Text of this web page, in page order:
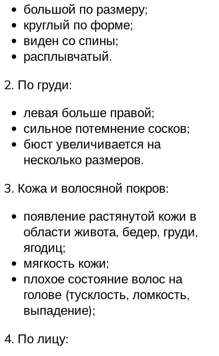
большой по размеру;
круглый по форме;
виден со спины;
расплывчатый.
2. По груди:
левая больше правой;
сильное потемнение сосков;
бюст увеличивается на
несколько размеров.
3. Кожа и волосяной покров:
появление растянутой кожи в
области живота, бедер, груди,
ягодиц;
мягкость кожи;
плохое состояние волос на
голове (тусклость, ломкость,
выпадение);
4. По лицу: